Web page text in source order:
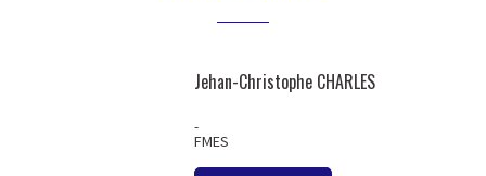
Jehan-Christophe CHARLES
-
FMES